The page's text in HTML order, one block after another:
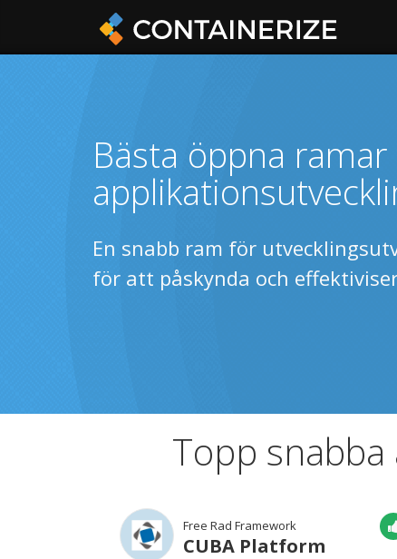
Bästa öppna
En snabb ram för
för att påskynda och
Topp
Free Rad Framework
CUBA Platform